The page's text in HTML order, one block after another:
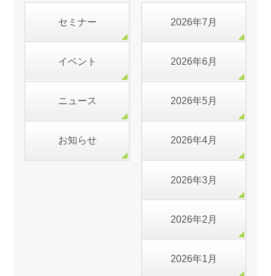
セミナー
イベント
ニュース
お知らせ
2026年7月
2026年6月
2026年5月
2026年4月
2026年3月
2026年2月
2026年1月